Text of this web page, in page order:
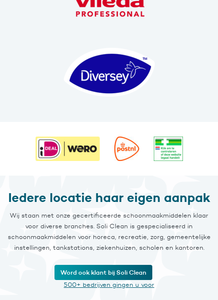
Iedere locatie haar eigen aanpak
Wij staan met onze gecertificeerde schoonmaakmiddelen klaar
voor diverse branches. Soli Clean is gespecialiseerd in
schoonmaakmiddelen voor horeca, recreatie, zorg, gemeentelijke
instellingen, tankstations, ziekenhuizen, scholen en kantoren.
Word ook klant bij Soli Clean
500+ bedrijven gingen u voor